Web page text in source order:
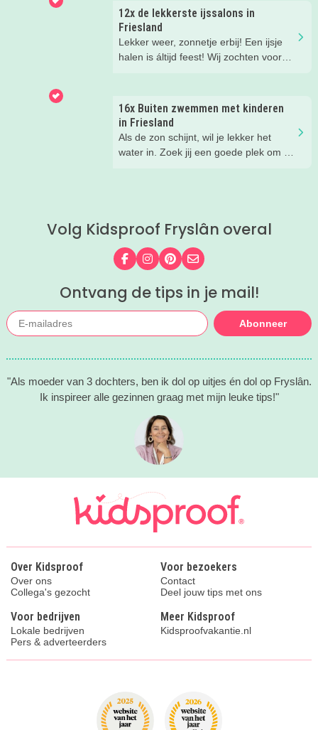
een vet aquapark, een leuke
workshop, tekenen in de
prinsessentuin of klombootje varen?
Check de leukste, zomerse uitjes
12x de lekkerste ijssalons in
Friesland
Lekker weer, zonnetje erbij! Een ijsje
halen is áltijd feest! Wij zochten voor
plekjes, zodat jij er ook lekker bij zit.
16x Buiten zwemmen met kinderen
in Friesland
Als de zon schijnt, wil je lekker het
water in. Zoek jij een goede plek om te
Volg Kidsproof Fryslân overal
Volg ons op Facebook
Volg ons op Instagram
Volg ons op Pinterest
Mail ons
Ontvang de tips in je mail!
Abonneer
"Als moeder van 3 dochters, ben ik dol op uitjes én dol op Fryslân.
Ik inspireer alle gezinnen graag met mijn leuke tips!"
Over Kidsproof
Over ons
Collega's gezocht
Voor bezoekers
Contact
Deel jouw tips met ons
Voor bedrijven
Lokale bedrijven
Pers & adverteerders
Meer Kidsproof
Kidsproofvakantie.nl